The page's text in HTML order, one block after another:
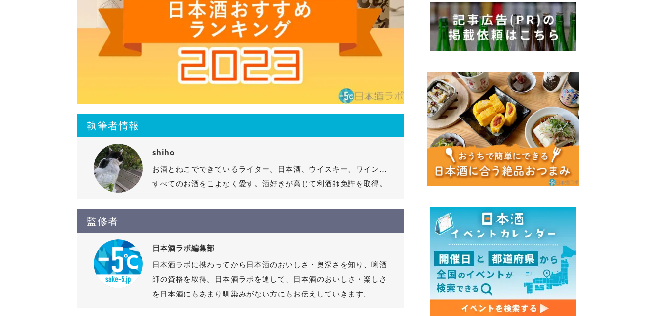
執筆者情報
shiho
お酒とねこでできているライター。日本酒、ウイスキー、ワイン…
すべてのお酒をこよなく愛す。酒好きが高じて利酒師免許を取得。
監修者
日本酒ラボ編集部
日本酒ラボに携わってから日本酒のおいしさ・奥深さを知り、唎酒
師の資格を取得。日本酒ラボを通して、日本酒のおいしさ・楽しさ
を日本酒にもあまり馴染みがない方にもお伝えしていきます。